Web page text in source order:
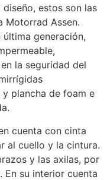
estos son las
Motorrad Assen.
generación,
la seguridad del
plancha de foam e
cuenta con cinta
al cuello y la cintura.
y las axilas, por
En su interior cuenta